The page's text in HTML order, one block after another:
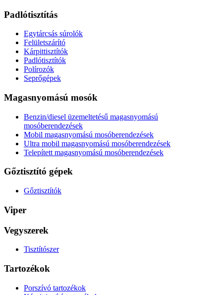
Padlótisztítás
Egytárcsás súrolók
Felületszárító
Kárpittisztítók
Padlótisztítók
Polírozók
Seprőgépek
Magasnyomású mosók
Benzin/diesel üzemeltetésű magasnyomású
mosóberendezések
Mobil magasnyomású mosóberendezések
Ultra mobil magasnyomású mosóberendezések
Telepített magasnyomású mosóberendezések
Gőztisztító gépek
Gőztisztítók
Viper
Vegyszerek
Tisztítószer
Tartozékok
Porszívó tartozékok